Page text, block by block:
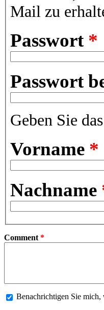
Mail zu
Passwort *
Passwort
Geben Sie
Vorname *
Nachname
Comment *
Benachrichtigen Sie